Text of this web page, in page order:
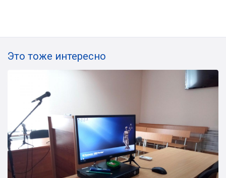
Это тоже интересно